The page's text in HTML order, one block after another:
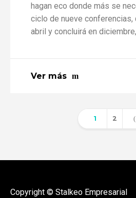
hagan eco donde más se
ciclo de nueve conferencias,
abril y concluirá en
Ver más
1 2
Copyright © Stalkeo Empresarial